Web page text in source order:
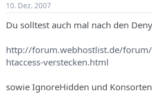
10. Dez. 2007
Du solltest auch mal nach den
http://forum.webhostlist.de/
htaccess-verstecken.html
sowie IgnoreHidden und